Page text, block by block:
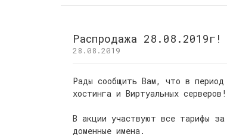
Распродажа 28.08.2019г!
28.08.2019
Рады сообщить Вам, что в
хостинга и Виртуальных серверов!
В акции участвуют все тарифы
доменные имена.